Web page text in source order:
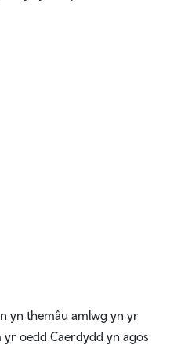
yn themâu amlwg yn yr
yr oedd Caerdydd yn agos